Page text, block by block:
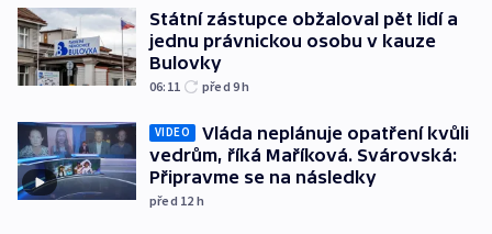
Státní zástupce obžaloval pět lidí a
jednu právnickou osobu v kauze
Bulovky
06:11 před 9h
VIDEO
Vláda neplánuje opatření kvůli
vedrům, říká Maříková. Svárovská:
Připravme se na následky
před 12 h